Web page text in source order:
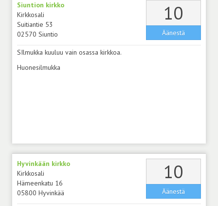
Siuntion kirkko
Kirkkosali
Suitiantie 53
02570 Siuntio
10
Äänestä
SIlmukka kuuluu vain osassa kirkkoa.
Huonesilmukka
Hyvinkään kirkko
Kirkkosali
Hämeenkatu 16
05800 Hyvinkää
10
Äänestä